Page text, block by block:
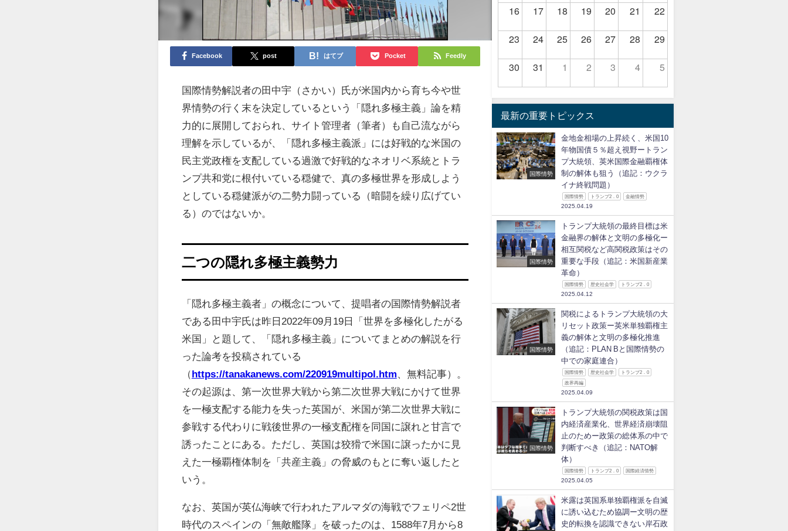
Facebook post はてブ Pocket Feedly
国際情勢解説者の田中宇（さかい）氏が米国内から育ち今や世
界情勢の行く末を決定しているという「隠れ多極主義」論を精
力的に展開しておられ、サイト管理者（筆者）も自己流ながら
理解を示しているが、「隠れ多極主義派」には好戦的な米国の
民主党政権を支配している過激で好戦的なネオリベ系統とトラ
ンプ共和党に根付いている穏健で、真の多極世界を形成しよう
としている穏健派がの二勢力闘っている（暗闘を繰り広げてい
る）のではないか。
二つの隠れ多極主義勢力
「隠れ多極主義者」の概念について、提唱者の国際情勢解説者
である田中宇氏は昨日2022年09月19日「世界を多極化したがる
米国」と題して、「隠れ多極主義」についてまとめの解説を行
った論考を投稿されている
（https://tanakanews.com/220919multipol.htm 、無料記事）。
その起源は、第一次世界大戦から第二次世界大戦にかけて世界
を一極支配する能力を失った英国が、米国が第二次世界大戦に
参戦する代わりに戦後世界の一極支配権を同国に譲れと甘言で
誘ったことにある。ただし、英国は狡猾で米国に譲ったかに見
えた一極覇権体制を「共産主義」の脅威のもとに奪い返したと
いう。
なお、英国が英仏海峡で行われたアルマダの海戦でフェリペ2世
時代のスペインの「無敵艦隊」を破ったのは、1588年7月から8
16 17 18 19 20 21 22
23 24 25 26 27 28 29
30 31 1 2 3 4 5
最新の重要トピックス
国際情勢
金地金相場の上昇続く、米国10
年物国債５％超え視野ートラン
プ大統領、英米国際金融覇権体
制の解体も狙う（追記：ウクラ
イナ終戦問題）
国際情勢 トランプ2．0 金融情勢
2025.04.19
国際情勢
トランプ大統領の最終目標は米
金融界の解体と文明の多極化ー
相互関税など高関税政策はその
重要な手段（追記：米国新産業
革命）
国際情勢 歴史社会学 トランプ2．0
2025.04.12
国際情勢
関税によるトランプ大統領の大
リセット政策ー英米単独覇権主
義の解体と文明の多極化推進
（追記：PLAN Bと国際情勢の
中での家庭連合）
国際情勢 歴史社会学 トランプ2．0
政界再編
2025.04.09
国際情勢
トランプ大統領の関税政策は国
内経済産業化、世界経済崩壊阻
止のためー政策の総体系の中で
判断すべき（追記：NATO解
体）
国際情勢 トランプ2．0 国際経済情勢
2025.04.05
米露は英国系単独覇権派を自滅
に誘い込むため協調ー文明の歴
史的転換を認識できない岸石政